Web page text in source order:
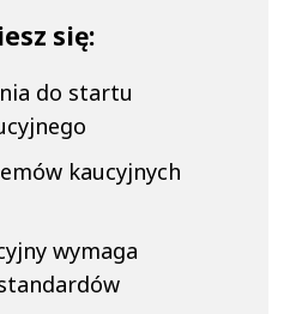
się:
do startu
kaucyjnych
wymaga